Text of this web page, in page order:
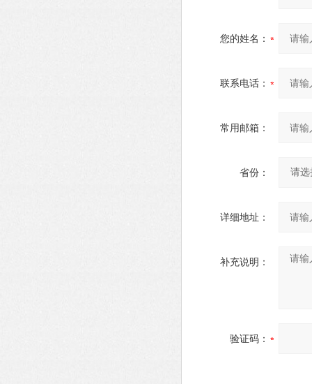
您的姓名：
联系电话：
常用邮箱：
省份：
详细地址：
补充说明：
验证码：